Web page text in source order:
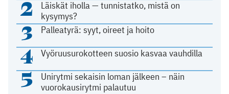
2
Läiskät iholla — tunnistatko, mistä on
kysymys?
3 Palleatyrä: syyt, oireet ja hoito
4 Vyöruusurokotteen suosio kasvaa vauhdilla
5
Unirytmi sekaisin loman jälkeen – näin
vuorokausirytmi palautuu